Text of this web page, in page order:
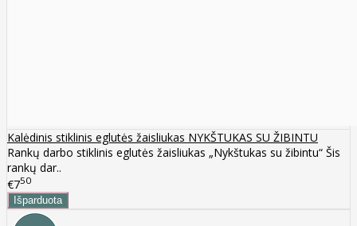
Kalėdinis stiklinis eglutės žaisliukas NYKŠTUKAS SU ŽIBINTU
Rankų darbo stiklinis eglutės žaisliukas „Nykštukas su žibintu“ Šis
rankų dar..
€750